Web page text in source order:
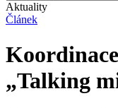
Aktuality
Článek
„Talking